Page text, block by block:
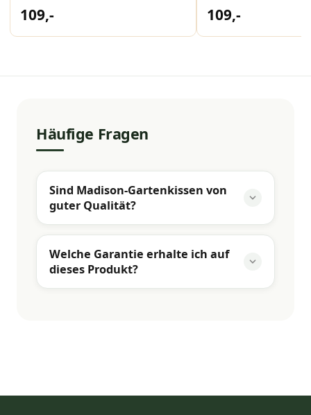
109,- 109,-
Häufige Fragen
Sind Madison-Gartenkissen von
guter Qualität?
Welche Garantie erhalte ich auf
dieses Produkt?